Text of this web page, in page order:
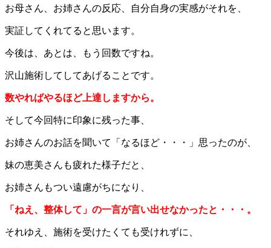
お母さん、お姉さんの反応、自分自身の実感がそれを、
実証してくれてると思います。
今後は、あとは、もう回数ですね。
沢山施術してしてあげることです。
数やればやるほど上達しますから。
そして今回特に印象に残った事、
お姉さんのお話を聞いて「なるほど・・・」思ったのが、
妹の恵美さんも疲れた様子だと、
お姉さんもつい遠慮がちになり、
「ねえ、整体して」の一言が言い出せなかったと・・・。
それゆえ、施術を受けたくても受けれずに、